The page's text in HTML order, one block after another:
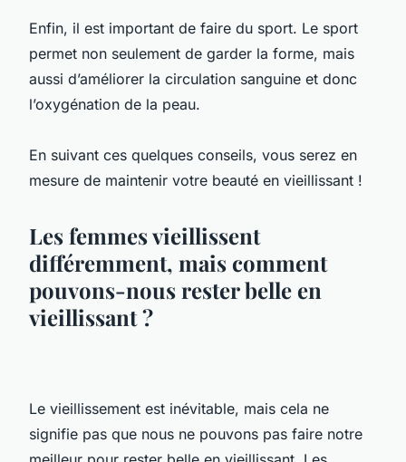
Enfin, il est important de faire du sport. Le sport
permet non seulement de garder la forme, mais
aussi d’améliorer la circulation sanguine et donc
l’oxygénation de la peau.
En suivant ces quelques conseils, vous serez en
mesure de maintenir votre beauté en vieillissant !
Les femmes vieillissent
différemment, mais comment
pouvons-nous rester belle en
vieillissant ?
Le vieillissement est inévitable, mais cela ne
signifie pas que nous ne pouvons pas faire notre